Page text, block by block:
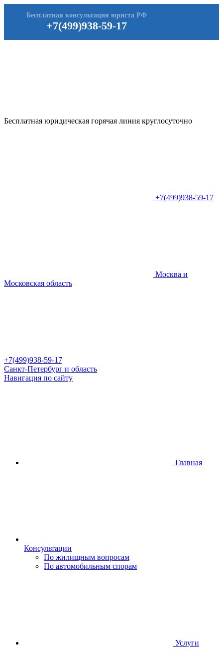
+7(499)938-59-17
Бесплатная консультация юриста РФ
Бесплатная юридическая горячая линия круглосуточно
+7(499)938-59-17
Москва и
Московская область
+7(499)938-59-17
Санкт-Петербург и область
Навигация по сайту
Главная
Консультации
По жилищным вопросам
По автомобильным спорам
Услуги